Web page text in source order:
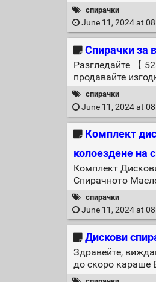
спирачки
June 11, 2024 at
Спирачки за
Разгледайте 【
продавайте
спирачки
June 11, 2024 at
Комплект
колоездене на
Комплект
Спирачното
спирачки
June 11, 2024 at
Дискови
Здравейте,
до скоро караше